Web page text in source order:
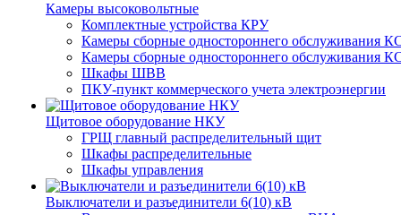
Камеры высоковольтные
Комплектные устройства КРУ
Камеры сборные одностороннего обслуживания
Камеры сборные одностороннего обслуживания
Шкафы ШВВ
ПКУ-пункт коммерческого учета электроэнергии
Щитовое оборудование НКУ
ГРЩ главный распределительный щит
Шкафы распределительные
Шкафы управления
Выключатели и разъединители 6(10) кВ